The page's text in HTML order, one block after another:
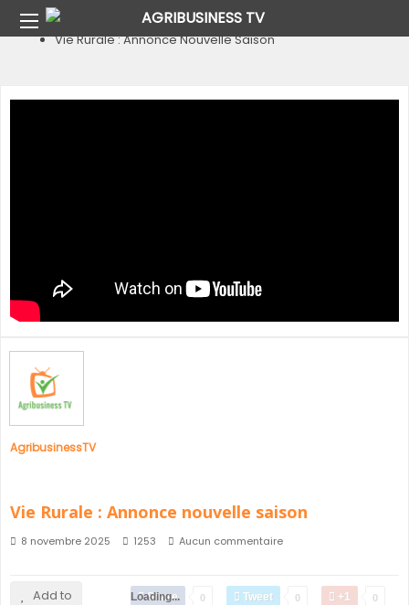
Pays
Burkina Faso
Vie Rurale : Annonce Nouvelle Saison
AgribusinessTV
Vie Rurale : Annonce nouvelle saison
8 novembre 2025 1253 Aucun commentaire
Add to Share 0 Tweet 0 +1 0
Loading...